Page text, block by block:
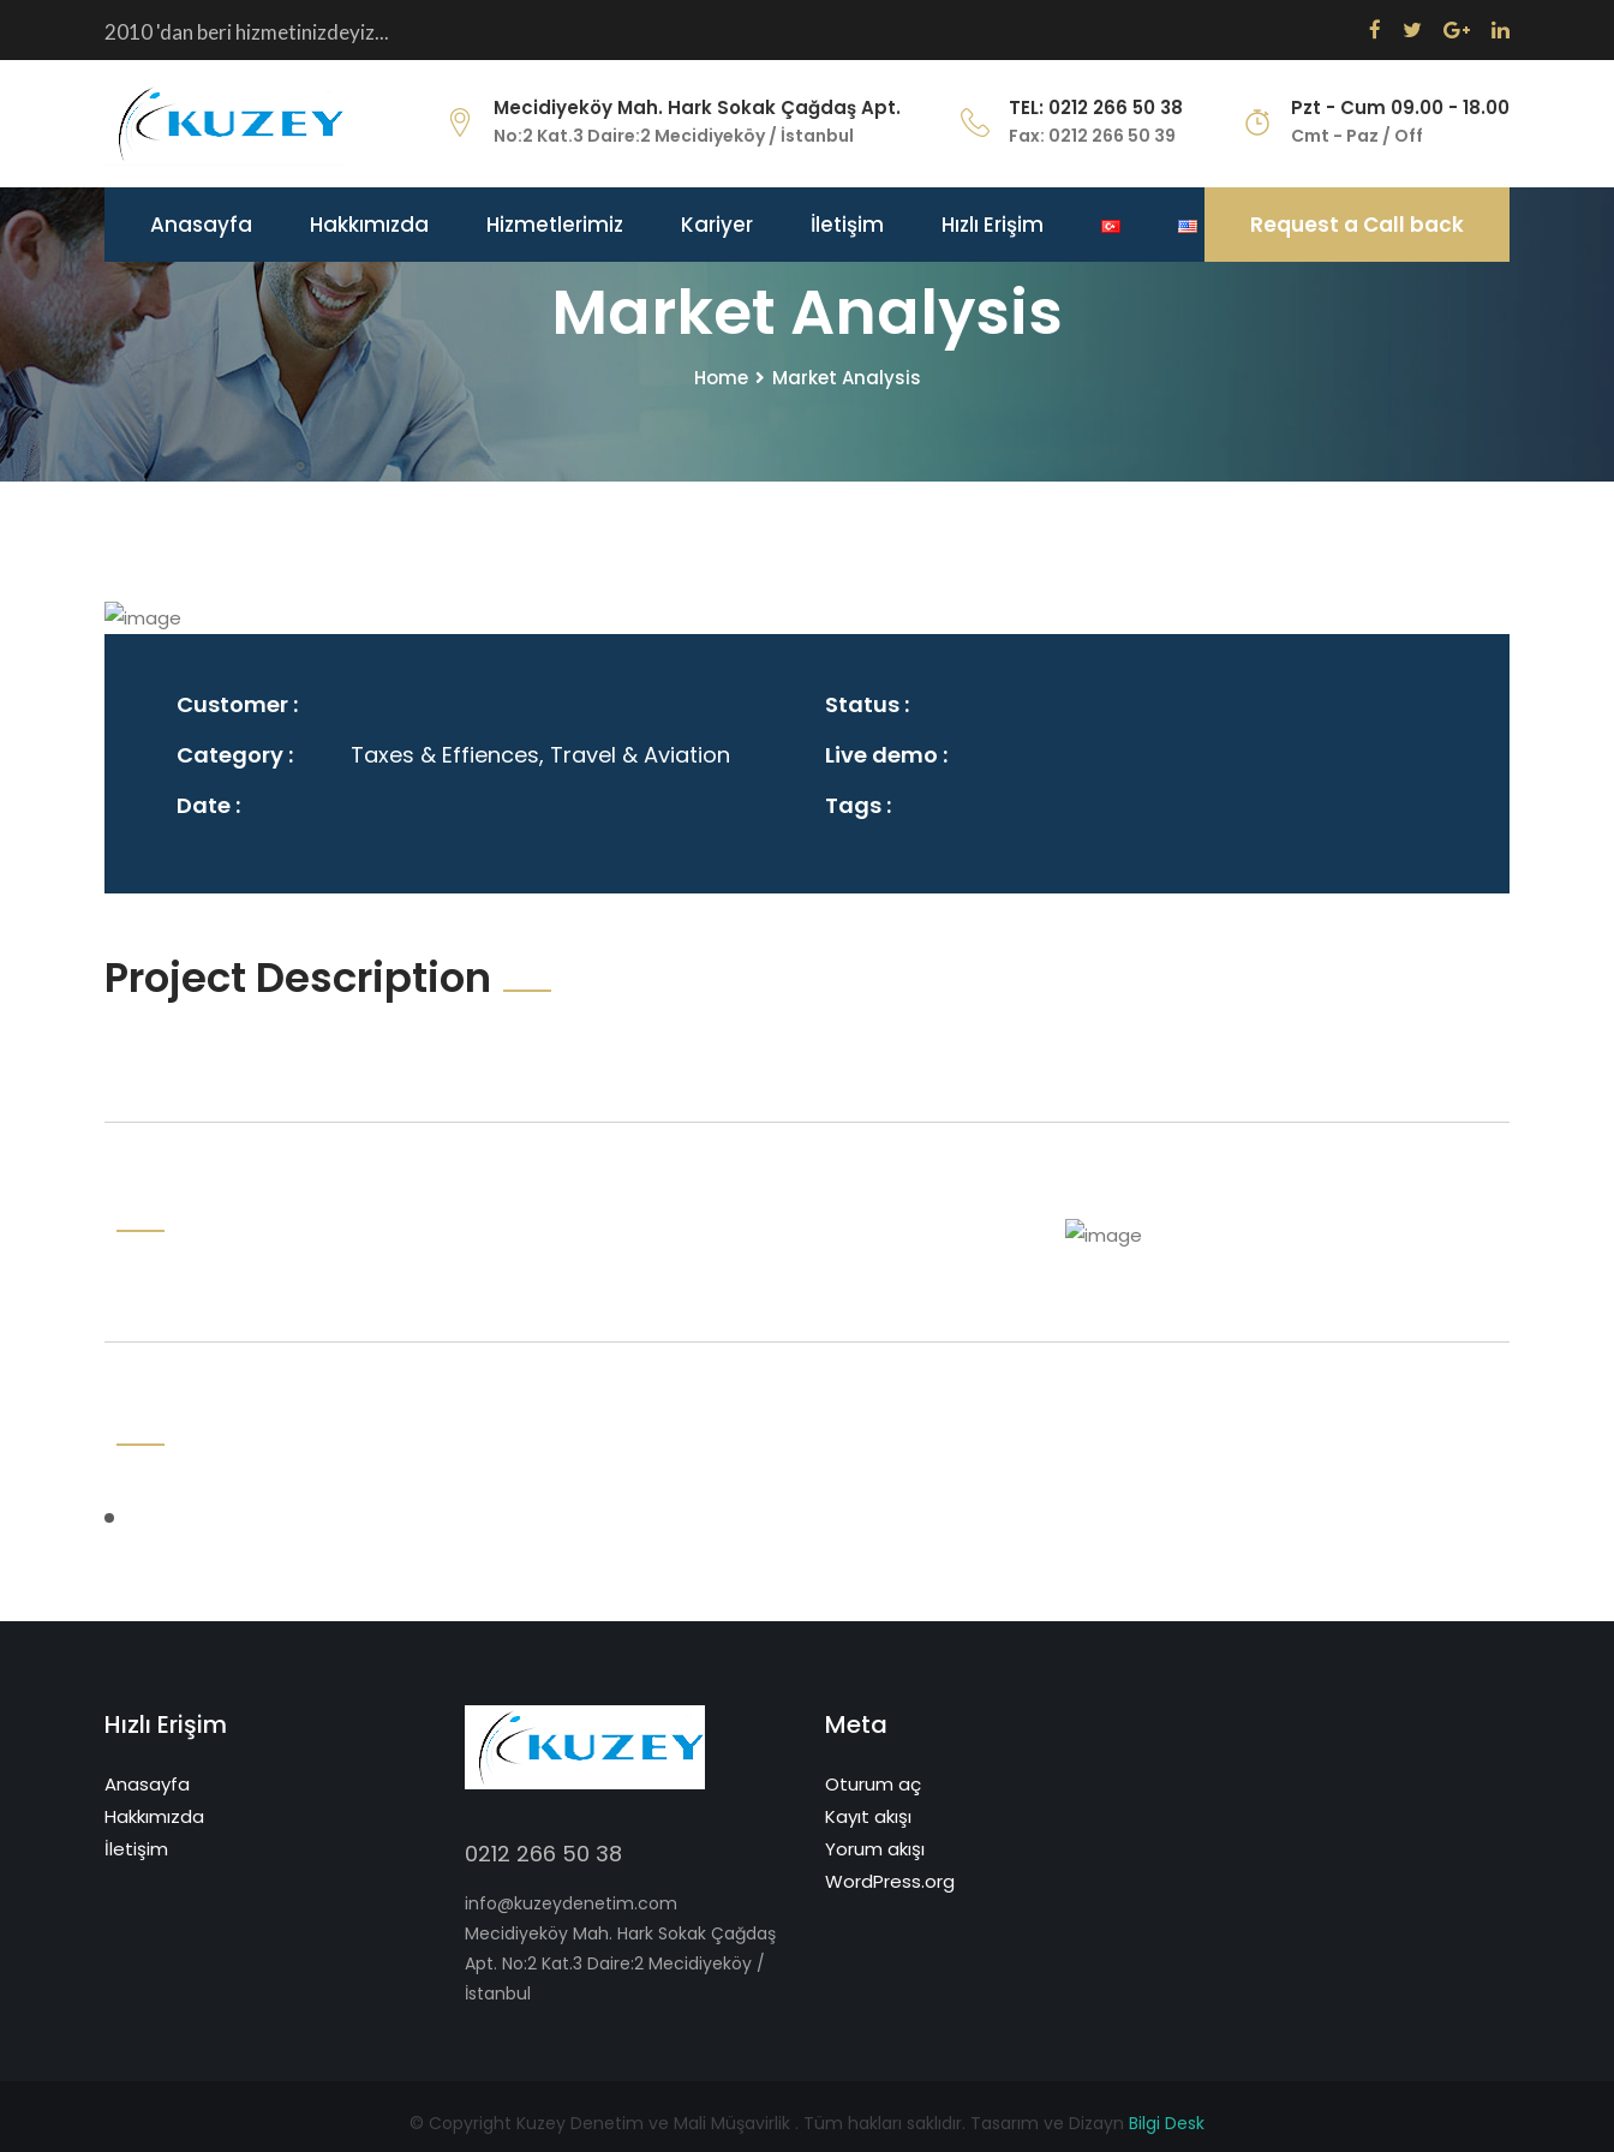
2010 'dan beri hizmetinizdeyiz...
Mecidiyeköy Mah. Hark Sokak Çağdaş Apt.
No:2 Kat.3 Daire:2 Mecidiyeköy / İstanbul
TEL: 0212 266 50 38
Fax: 0212 266 50 39
Pzt - Cum 09.00 - 18.00
Cmt - Paz / Off
Anasayfa Hakkımızda Hizmetlerimiz Kariyer İletişim Hızlı Erişim Request a Call back
Market Analysis
Home Market Analysis
Customer :
Category :
Taxes & Effiences, Travel & Aviation
Date :
Status :
Live demo :
Tags :
Project Description
Hızlı Erişim
Anasayfa
Hakkımızda
İletişim
0212 266 50 38
info@kuzeydenetim.com
Mecidiyeköy Mah. Hark Sokak Çağdaş
Apt. No:2 Kat.3 Daire:2 Mecidiyeköy /
İstanbul
Meta
Oturum aç
Kayıt akışı
Yorum akışı
WordPress.org
© Copyright Kuzey Denetim ve Mali Müşavirlik . Tüm hakları saklıdır. Tasarım ve Dizayn Bilgi Desk